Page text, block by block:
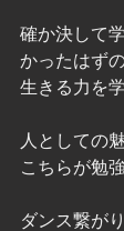
確か決して
かったはず
生きる力を学
人としての
こちらが勉
ダンス繋が